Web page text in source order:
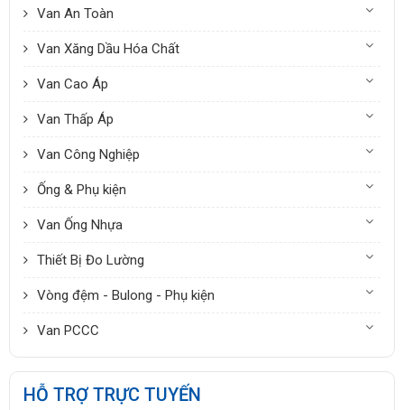
Van An Toàn
Van Xăng Dầu Hóa Chất
Van Cao Áp
Van Thấp Áp
Van Công Nghiệp
Ống & Phụ kiện
Van Ống Nhựa
Thiết Bị Đo Lường
Vòng đệm - Bulong - Phụ kiện
Van PCCC
HỖ TRỢ TRỰC TUYẾN